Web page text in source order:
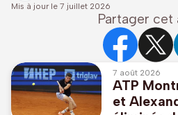
Mis à jour le 7 juillet 2026
Partager cet
7 août 2026
ATP
et